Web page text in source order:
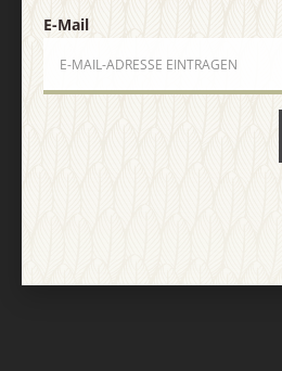
E-Mail